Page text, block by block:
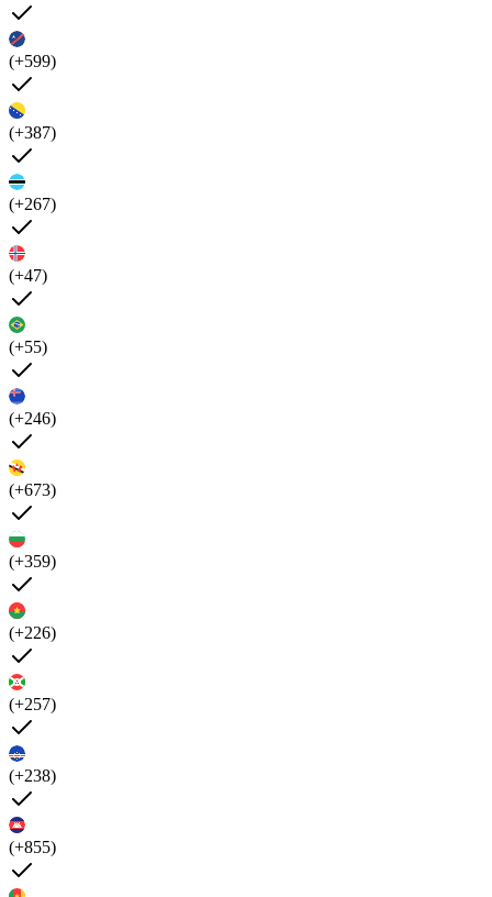
(+599)
(+387)
(+267)
(+47)
(+55)
(+246)
(+673)
(+359)
(+226)
(+257)
(+238)
(+855)